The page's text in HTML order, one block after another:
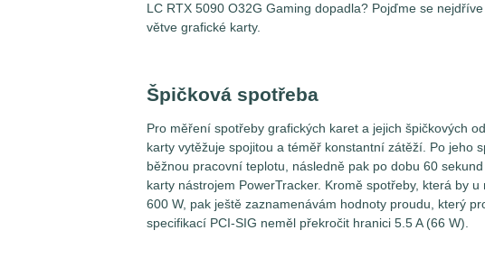
LC RTX 5090 O32G Gaming dopadla? Pojďme se
větve grafické karty.
Špičková spotřeba
Pro měření spotřeby grafických karet a jejich špičkových
karty vytěžuje spojitou a téměř konstantní zátěží. Po jeho
běžnou pracovní teplotu, následně pak po dobu 60
karty nástrojem PowerTracker. Kromě spotřeby, která by
600 W, pak ještě zaznamenávám hodnoty proudu, který
specifikací PCI-SIG neměl překročit hranici 5.5 A (66 W).